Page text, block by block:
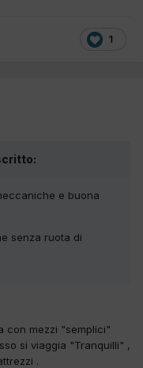
1
e buona
senza ruota di
con mezzi "semplici"
si viaggia "Tranquilli" ,
.